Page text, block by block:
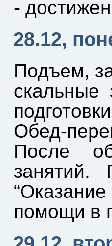
-
28.12,
Подъем,
скальные
Обед-
После
занятий.
помощи в